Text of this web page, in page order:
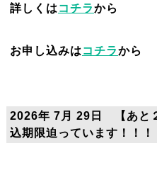
詳しくは コチラから
お申し込みは コチラから
2026年 7月 29日 【あと
込期限迫っています！！！